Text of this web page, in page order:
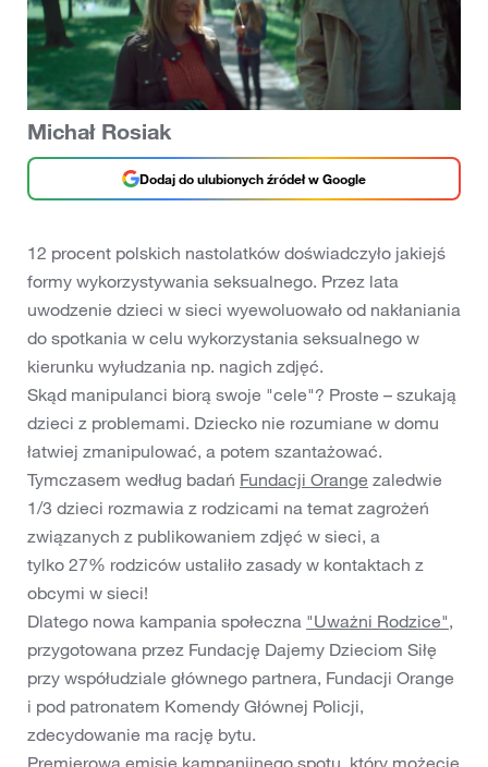
Michał Rosiak
Dodaj do ulubionych źródeł w Google
12 procent polskich nastolatków doświadczyło jakiejś
formy wykorzystywania seksualnego. Przez lata
uwodzenie dzieci w sieci wyewoluowało od nakłaniania
do spotkania w celu wykorzystania seksualnego w
kierunku wyłudzania np. nagich zdjęć.
Skąd manipulanci biorą swoje "cele"? Proste – szukają
dzieci z problemami. Dziecko nie rozumiane w domu
łatwiej zmanipulować, a potem szantażować.
Tymczasem według badań Fundacji Orange zaledwie
1/3 dzieci rozmawia z rodzicami na temat zagrożeń
związanych z publikowaniem zdjęć w sieci, a
tylko 27% rodziców ustaliło zasady w kontaktach z
obcymi w sieci!
Dlatego nowa kampania społeczna "Uważni Rodzice",
przygotowana przez Fundację Dajemy Dzieciom Siłę
przy współudziale głównego partnera, Fundacji Orange
i pod patronatem Komendy Głównej Policji,
zdecydowanie ma rację bytu.